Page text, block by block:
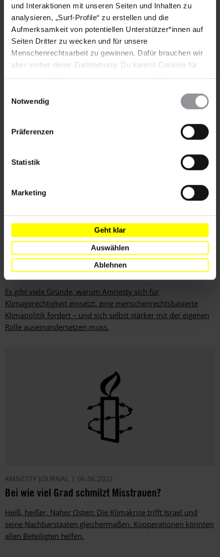
und Interaktionen mit unseren Seiten und Inhalten zu
analysieren, „Surf-Profile“ zu erstellen und die
Aufmerksamkeit von potentiellen Unterstützer*innen auf
Seiten Dritter zu wecken und für unsere
Menschenrechtsarbeit zu gewinnen. Dafür brauchen wir
aber vorher deine Zustimmung. Du kannst Cookies für
Analysen, für Marketing und eingebettete Drittinhalte
wieder ändern. Diesen Banner kannst Du über den Link
Notwendig
Präferenzen
Statistik
Marketing
Geht klar
Auswählen
Ablehnen
SCHWERPUNKTE
Warum arbeitet Amnesty zur Klimakrise?
Amnesty International seit Langem eine klimagerechte,
menschenrechtskonforme Politik.
SCHWERPUNKTE DEUTSCHLAND
Klimagerechtigkeit braucht Menschenrechte
Es gibt viele Gründe, warum Amnesty sich für
Klimagerechtigkeit einsetzt, eine menschenrechtsbasierte
Klimapolitik fordert – und sich selbst stärker mit der eigenen
Rolle auseinandersetzen muss.
AMNESTY JOURNAL 06.06.2022
Bei wie viel Grad schmilzt Misstrauen?
Heiß, heißer, Naher Osten: Die Klimakrise trifft Israel und
seine Nachbarstaaten ­gleichermaßen. Kooperationen könnten
allen Beteiligten helfen.